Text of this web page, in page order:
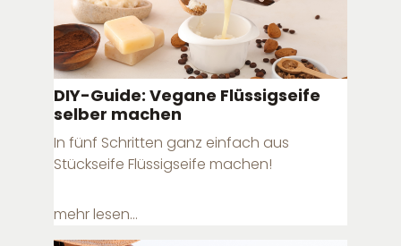
DIY-Guide: Vegane Flüssigseife
selber machen
In fünf Schritten ganz einfach aus
Stückseife Flüssigseife machen!
mehr lesen...